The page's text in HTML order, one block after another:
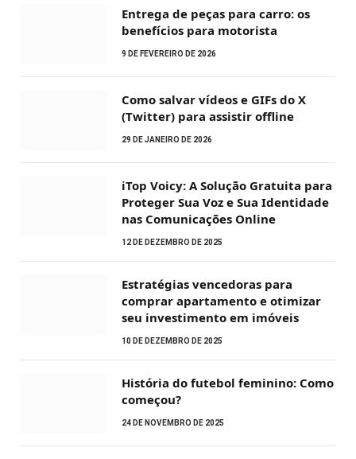
Entrega de peças para carro: os
benefícios para motorista
9 DE FEVEREIRO DE 2026
Como salvar vídeos e GIFs do X
(Twitter) para assistir offline
29 DE JANEIRO DE 2026
iTop Voicy: A Solução Gratuita para
Proteger Sua Voz e Sua Identidade
nas Comunicações Online
12 DE DEZEMBRO DE 2025
Estratégias vencedoras para
comprar apartamento e otimizar
seu investimento em imóveis
10 DE DEZEMBRO DE 2025
História do futebol feminino: Como
começou?
24 DE NOVEMBRO DE 2025